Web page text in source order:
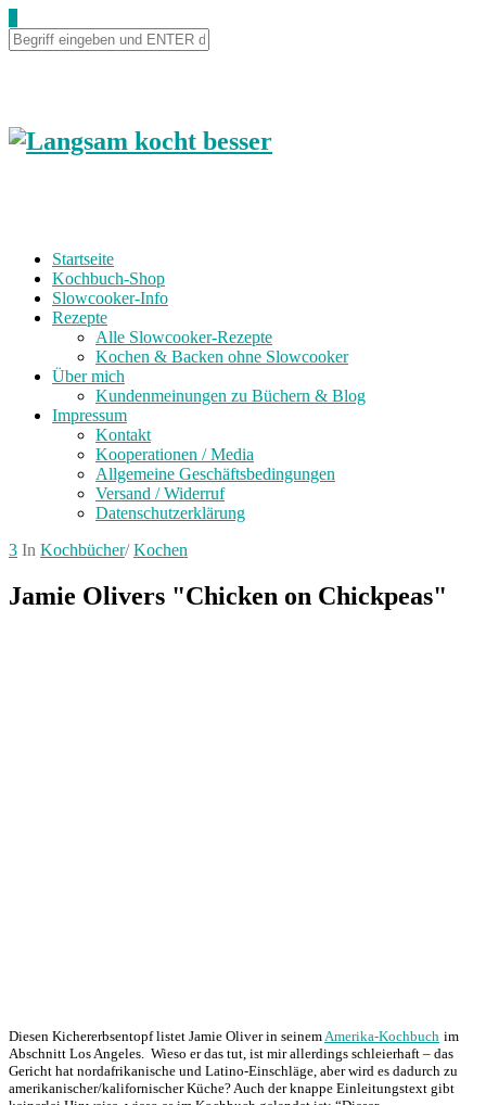
Startseite
Kochbuch-Shop
Slowcooker-Info
Rezepte
Alle Slowcooker-Rezepte
Kochen & Backen ohne Slowcooker
Über mich
Kundenmeinungen zu Büchern & Blog
Impressum
Kontakt
Kooperationen / Media
Allgemeine Geschäftsbedingungen
Versand / Widerruf
Datenschutzerklärung
3 In Kochbücher/ Kochen
Jamie Olivers "Chicken on Chickpeas"
Diesen Kichererbsentopf listet Jamie Oliver in seinem Amerika-Kochbuch im
Abschnitt Los Angeles. Wieso er das tut, ist mir allerdings schleierhaft – das
Gericht hat nordafrikanische und Latino-Einschläge, aber wird es dadurch zu
amerikanischer/kalifornischer Küche? Auch der knappe Einleitungstext gibt